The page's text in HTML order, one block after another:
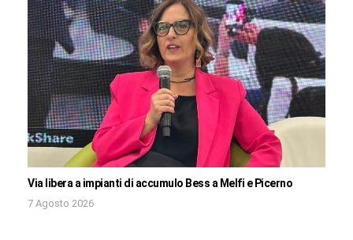
Via libera a impianti di accumulo Bess a Melfi e Picerno
7 Agosto 2026